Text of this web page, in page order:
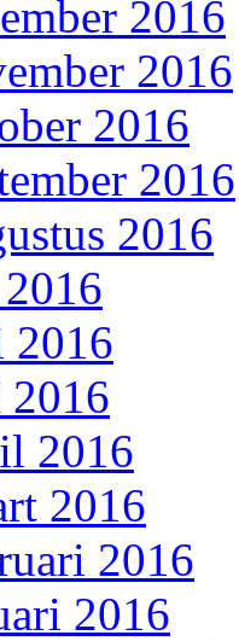
2016
2016
2016
2016
2016
2016
2016
2016
2016
2016